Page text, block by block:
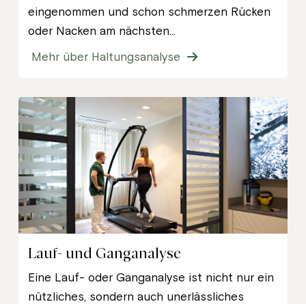
eingenommen und schon schmerzen Rücken
oder Nacken am nächsten...
Mehr über Haltungsanalyse
Lauf- und Ganganalyse
Eine Lauf- oder Ganganalyse ist nicht nur ein
nützliches, sondern auch unerlässliches